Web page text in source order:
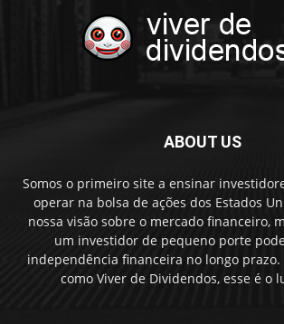
ABOUT US
Somos o primeiro site a ensinar
operar na bolsa de ações dos Estados
nossa visão sobre o mercado financeiro,
um investidor de pequeno porte
independência financeira no longo prazo.
como Viver de Dividendos, esse é o